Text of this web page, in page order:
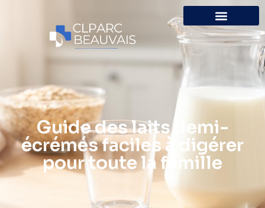
Guide des laits demi-
écrémés faciles à digérer
pour toute la famille